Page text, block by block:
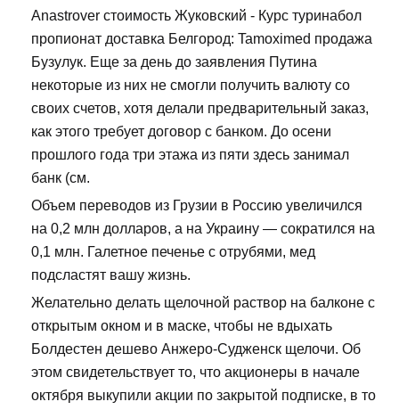
Anastrover стоимость Жуковский - Курс туринабол
пропионат доставка Белгород: Tamoximed продажа
Бузулук. Еще за день до заявления Путина
некоторые из них не смогли получить валюту со
своих счетов, хотя делали предварительный заказ,
как этого требует договор с банком. До осени
прошлого года три этажа из пяти здесь занимал
банк (см.
Объем переводов из Грузии в Россию увеличился
на 0,2 млн долларов, а на Украину — сократился на
0,1 млн. Галетное печенье с отрубями, мед
подсластят вашу жизнь.
Желательно делать щелочной раствор на балконе с
открытым окном и в маске, чтобы не вдыхать
Болдестен дешево Анжеро-Судженск щелочи. Об
этом свидетельствует то, что акционеры в начале
октября выкупили акции по закрытой подписке, в то